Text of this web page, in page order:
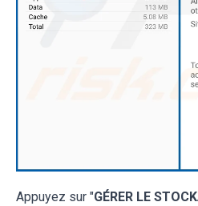
Appuyez sur "GÉRER LE